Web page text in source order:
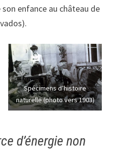
son enfance au château de
Spécimens d’histoire
naturelle (photo vers 1903)
d’énergie non